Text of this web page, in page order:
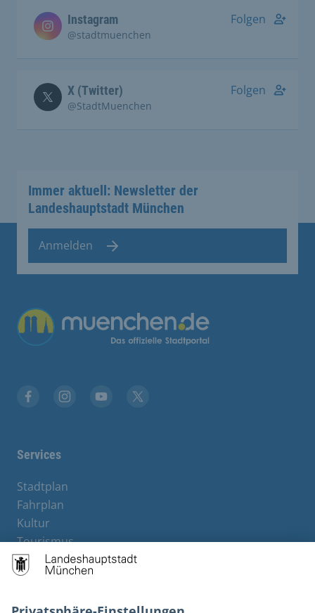
Instagram
@stadtmuenchen
Folgen
X (Twitter)
@StadtMuenchen
Folgen
Immer aktuell: Newsletter der
Landeshauptstadt München
Anmelden
Übergreifende Links
Services
Stadtplan
Fahrplan
Kultur
Tourismus
M-Strom
Bürgerservice